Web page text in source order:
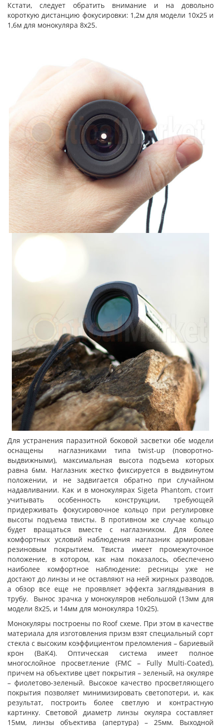
Кстати, следует обратить внимание и на довольно
короткую дистанцию фокусировки: 1,2м для модели 10х25 и
1,6м для монокуляра 8х25.
Для устранения паразитной боковой засветки обе модели
оснащены наглазниками типа twist-up (поворотно-
выдвижными), максимальная высота подъема которых
равна 6мм. Наглазник жестко фиксируется в выдвинутом
положении, и не задвигается обратно при случайном
надавливании. Как и в монокулярах Sigeta Phantom, стоит
учитывать особенность конструкции, требующей
придерживать фокусировочное кольцо при регулировке
высоты подъема твисты. В противном же случае кольцо
будет вращаться вместе с наглазником. Для более
комфортных условий наблюдения наглазник армирован
резиновым покрытием. Твиста имеет промежуточное
положение, в котором, как нам показалось, обеспечено
наиболее комфортное наблюдение: ресницы уже не
достают до линзы и не оставляют на ней жирных разводов,
а обзор все еще не проявляет эффекта заглядывания в
трубу. Вынос зрачка у монокуляров небольшой (13мм для
модели 8х25, и 14мм для монокуляра 10х25).
Монокуляры построены по Roof схеме. При этом в качестве
материала для изготовления призм взят специальный сорт
стекла с высоким коэффициентом преломления – бариевый
крон (BaK4). Оптическая система имеет полное
многослойное просветление (FMC – Fully Multi-Coated),
причем на объективе цвет покрытия – зеленый, на окуляре
– фиолетово-зеленый. Высокое качество просветляющего
покрытия позволяет минимизировать светопотери, и, как
результат, построить более светлую и контрастную
картинку. Световой диаметр линзы окуляра составляет
15мм, линзы объектива (апертура) – 25мм. Выходной